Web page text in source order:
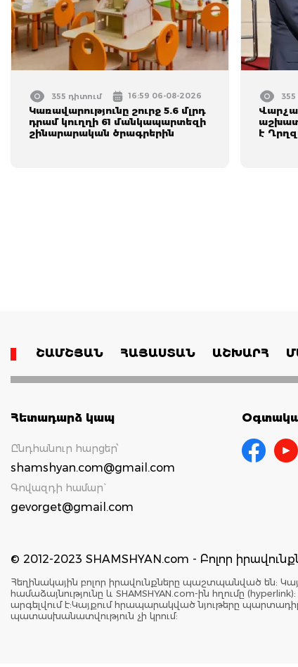
355 դիտում 16:59 06-08-2026
Կառավարությունը շուրջ 5.6 մլրդ
դրամ կուղղի 61 մանկապարտեզի
շինարարական ծրագրերին
է
ՇԱՄՇՅԱՆ ՀԱՅԱՍՏԱՆ ԱՇԽԱՐՀ
Հետադարձ կապ
Ընդհանուր հարցեր՝
shamshyan.com@gmail.com
Գովազդի համար`
gevorget@gmail.com
© 2012-2023 SHAMSHYAN.com - Բոլոր
Հեղինակային բոլոր իրավունքները պաշտպանված են:
համաձայնությունը և SHAMSHYAN.com-ին հղումը
արգելվում է:Կայքում հրապարակված նյութերը
պատասխանատվություն չի կրում: